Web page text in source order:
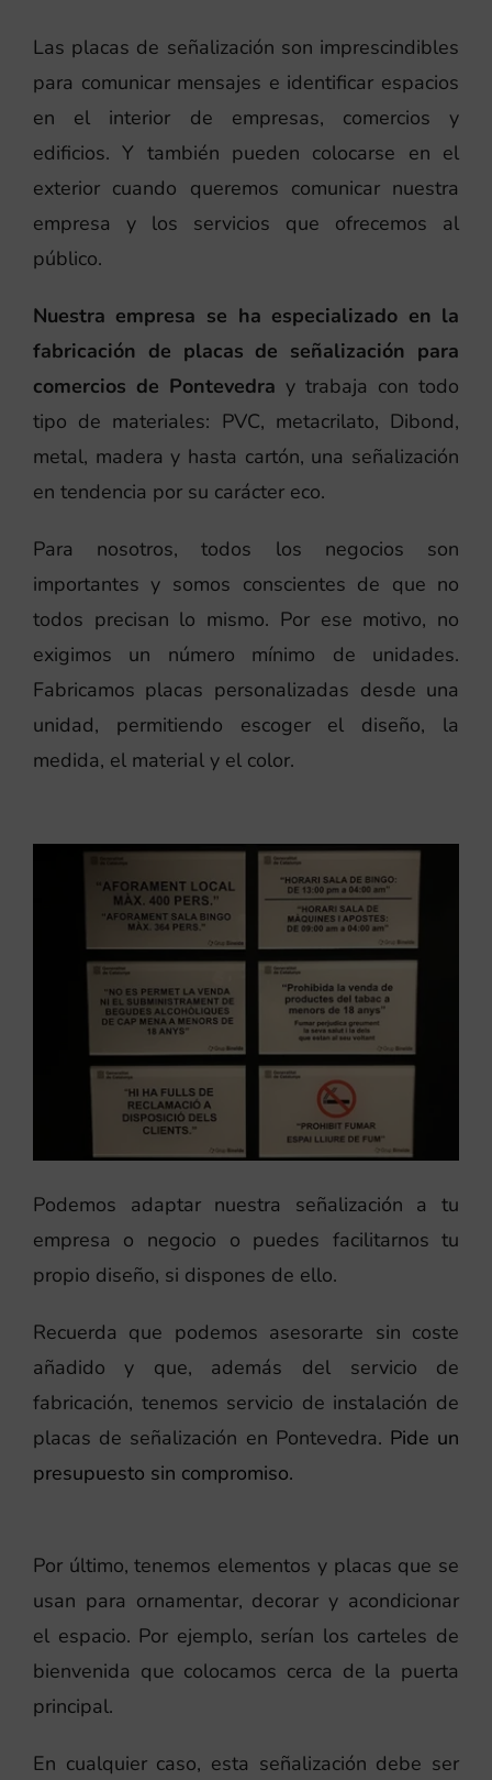
Por último, tenemos elementos y placas que se
usan para ornamentar, decorar y acondicionar
el espacio. Por ejemplo, serían los carteles de
bienvenida que colocamos cerca de la puerta
principal.
En cualquier caso, esta señalización debe ser
Las placas de señalización son imprescindibles
para comunicar mensajes e identificar espacios
en el interior de empresas, comercios y
edificios. Y también pueden colocarse en el
exterior cuando queremos comunicar nuestra
empresa y los servicios que ofrecemos al
público.
Nuestra empresa se ha especializado en la
fabricación de placas de señalización para
comercios de Pontevedra y trabaja con todo
tipo de materiales: PVC, metacrilato, Dibond,
metal, madera y hasta cartón, una señalización
en tendencia por su carácter eco.
Para nosotros, todos los negocios son
importantes y somos conscientes de que no
todos precisan lo mismo. Por ese motivo, no
exigimos un número mínimo de unidades.
Fabricamos placas personalizadas desde una
unidad, permitiendo escoger el diseño, la
medida, el material y el color.
Podemos adaptar nuestra señalización a tu
empresa o negocio o puedes facilitarnos tu
propio diseño, si dispones de ello.
Recuerda que podemos asesorarte sin coste
añadido y que, además del servicio de
fabricación, tenemos servicio de instalación de
placas de señalización en Pontevedra. Pide un
presupuesto sin compromiso.